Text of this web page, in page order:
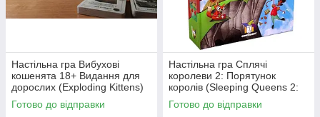
Настільна гра Вибухові
кошенята 18+ Видання для
дорослих (Exploding Kittens)
+ правила УКРАЇНСЬКОЮ
Готово до відправки
Настільна гра Сплячі
королеви 2: Порятунок
королів (Sleeping Queens 2:
The Rescue) + правила РУС /
УКР
Готово до відправки